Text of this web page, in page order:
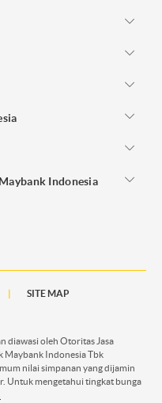
Indonesia
SITE MAP
diawasi oleh Otoritas Jasa
Maybank Indonesia Tbk
nilai simpanan yang dijamin
Untuk mengetahui tingkat bunga